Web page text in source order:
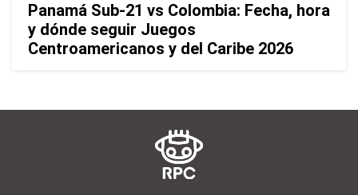
Panamá Sub-21 vs Colombia: Fecha, hora
y dónde seguir Juegos
Centroamericanos y del Caribe 2026